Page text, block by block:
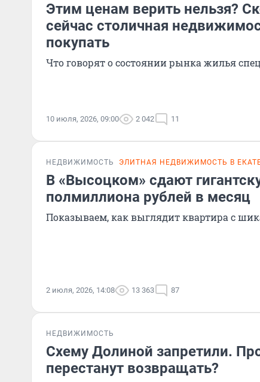
Этим ценам верить нельзя?
сейчас столичная
покупать
Что говорят о состоянии рынка жилья
10 июля, 2026, 09:00 2 042 11
НЕДВИЖИМОСТЬ ЭЛИТНАЯ НЕДВИЖИМОСТЬ В
В «Высоцком» сдают
полмиллиона рублей в месяц
Показываем, как выглядит квартира с
2 июля, 2026, 14:08 13 363 87
НЕДВИЖИМОСТЬ
Схему Долиной запретили.
перестанут возвращать?